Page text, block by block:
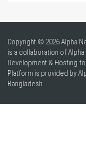
Copyright © 2026 Alpha
is a collaboration of
Development & Hosting
Platform is provided by
Bangladesh.